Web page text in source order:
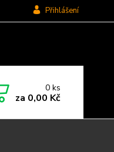
Přihlášení
0ks
za 0,00 Kč